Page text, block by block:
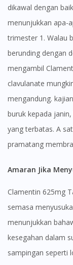
dikawal dengan
menunjukkan apa-
trimester 1. Walau
berunding dengan
mengambil
clavulanate
mengandung.
buruk kepada
yang terbatas. A
pramatang
Amaran Jika
Clamentin 625mg
semasa
menunjukkan
kesegahan dalam
sampingan seperti